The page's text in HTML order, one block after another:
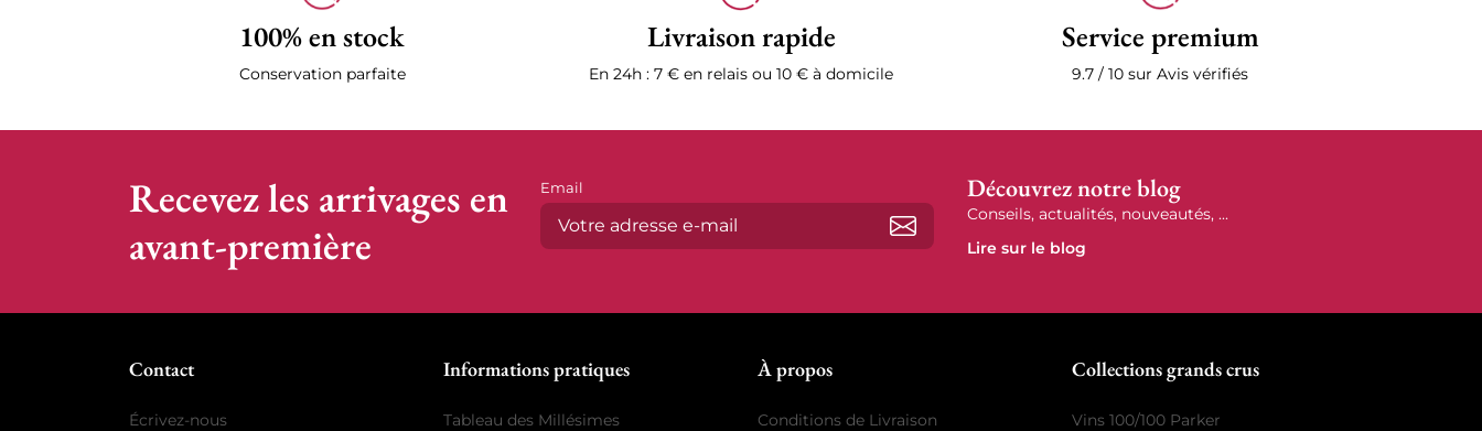
100% en stock
Conservation parfaite
Livraison rapide
En 24h : 7 € en relais ou 10 € à domicile
Service premium
9.7 / 10 sur Avis vérifiés
Recevez les arrivages en
avant-première
Email
S’abonner
Découvrez notre blog
Conseils, actualités, nouveautés, ...
Lire sur le blog
Contact
Écrivez-nous
Informations pratiques
Tableau des Millésimes
À propos
Conditions de Livraison
Collections grands crus
Vins 100/100 Parker